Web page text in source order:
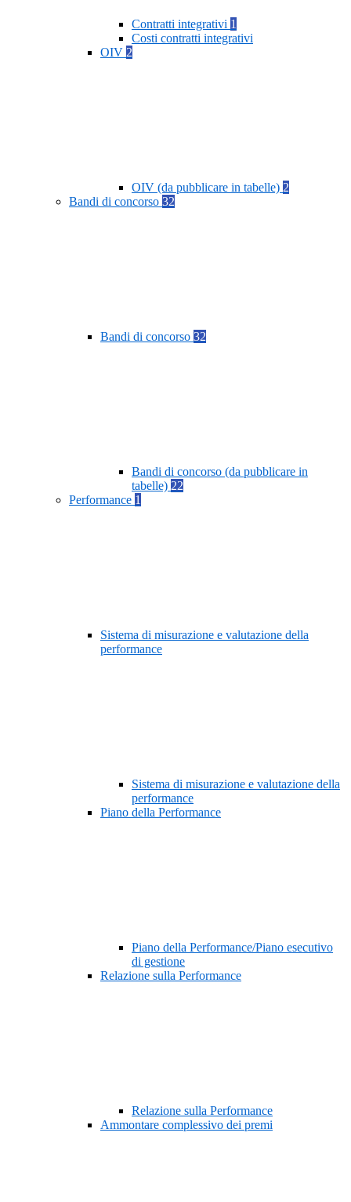
Contratti integrativi 1
Costi contratti integrativi
OIV 2
OIV (da pubblicare in tabelle) 2
Bandi di concorso 32
Bandi di concorso 32
Bandi di concorso (da pubblicare in
tabelle) 22
Performance 1
Sistema di misurazione e valutazione della
performance
Sistema di misurazione e valutazione della
performance
Piano della Performance
Piano della Performance/Piano esecutivo
di gestione
Relazione sulla Performance
Relazione sulla Performance
Ammontare complessivo dei premi